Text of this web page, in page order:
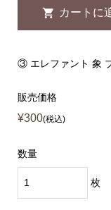
③ エレファント 象
販売価格
¥300(税込)
数量
枚